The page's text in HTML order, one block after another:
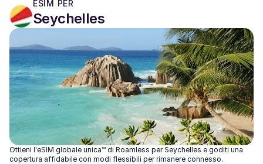
ESIM PER
Seychelles
Ottieni l'eSIM globale unica™ di Roamless per Seychelles e goditi una
copertura affidabile con modi flessibili per rimanere connesso.